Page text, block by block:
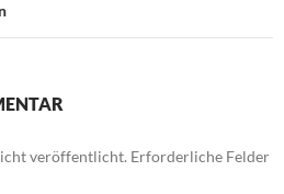
veröffentlicht. Erforderliche Felder